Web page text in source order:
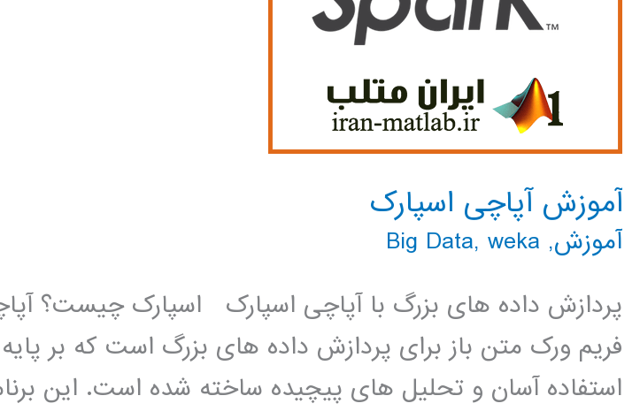
آموزش آپاچی اسپارک
آموزش,
Big Data, weka
پردازش داده های بزرگ با آپاچی اسپارک اسپارک چیست؟
فریم ورک متن باز برای پردازش داده های بزرگ است که بر
استفاده آسان و تحلیل های پیچیده ساخته شده است. این